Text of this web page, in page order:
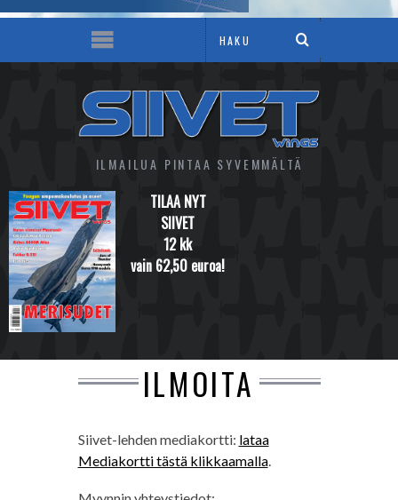
ILMAILUA PINTAA SYVEMMÄLTÄ
TILAA NYT
SIIVET
12 kk
vain 62,50 euroa!
ILMOITA
Siivet-lehden mediakortti: lataa
Mediakortti tästä klikkaamalla.